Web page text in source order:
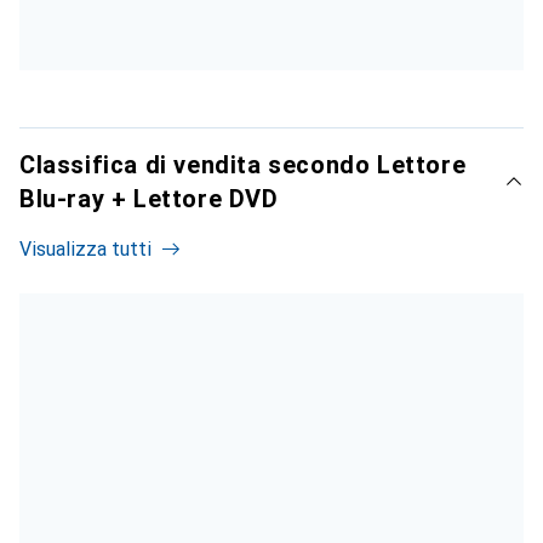
Classifica di vendita secondo Lettore
Blu-ray + Lettore DVD
Visualizza tutti